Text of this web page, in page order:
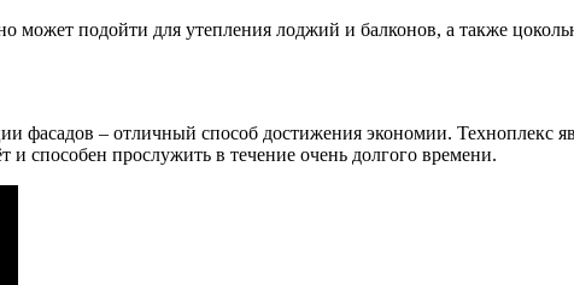
может подойти для утепления лоджий и балконов, а также
фасадов – отличный способ достижения экономии. Техноплекс
способен прослужить в течение очень долгого времени.